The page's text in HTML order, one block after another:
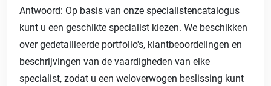
Antwoord: Op basis van onze specialistencatalogus
kunt u een geschikte specialist kiezen. We beschikken
over gedetailleerde portfolio's, klantbeoordelingen en
beschrijvingen van de vaardigheden van elke
specialist, zodat u een weloverwogen beslissing kunt